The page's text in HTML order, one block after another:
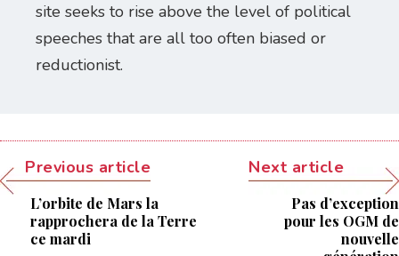
site seeks to rise above the level of political
speeches that are all too often biased or
reductionist.
Previous article
L’orbite de Mars la
rapprochera de la Terre
ce mardi
Next article
Pas d’exception
pour les OGM de
nouvelle